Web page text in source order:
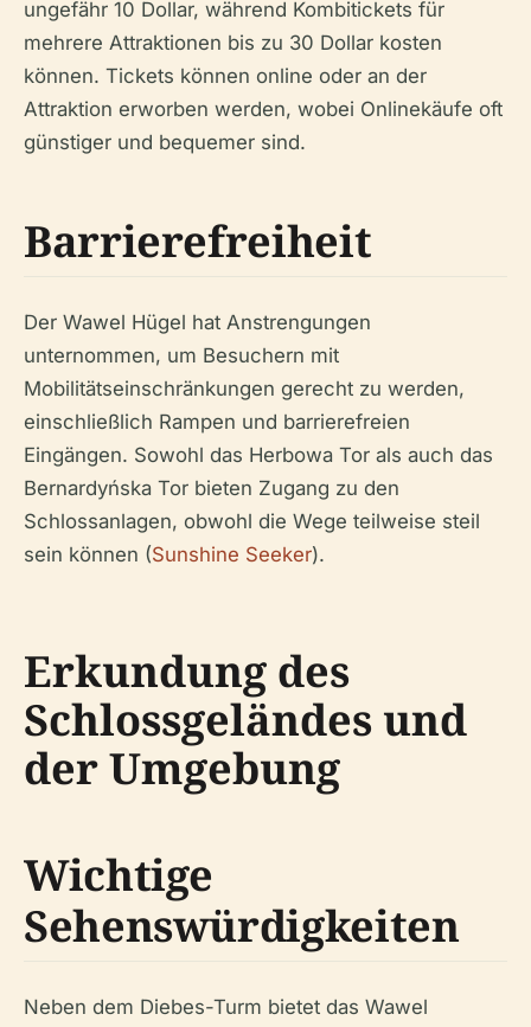
ungefähr 10 Dollar, während Kombitickets für
mehrere Attraktionen bis zu 30 Dollar kosten
können. Tickets können online oder an der
Attraktion erworben werden, wobei Onlinekäufe oft
günstiger und bequemer sind.
Barrierefreiheit
Der Wawel Hügel hat Anstrengungen
unternommen, um Besuchern mit
Mobilitätseinschränkungen gerecht zu werden,
einschließlich Rampen und barrierefreien
Eingängen. Sowohl das Herbowa Tor als auch das
Bernardyńska Tor bieten Zugang zu den
Schlossanlagen, obwohl die Wege teilweise steil
sein können (Sunshine Seeker).
Erkundung des
Schlossgeländes und
der Umgebung
Wichtige
Sehenswürdigkeiten
Neben dem Diebes-Turm bietet das Wawel